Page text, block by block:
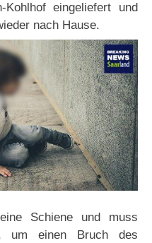
Kohlhof eingeliefert und
nach Hause.
Schiene und muss
um einen Bruch des